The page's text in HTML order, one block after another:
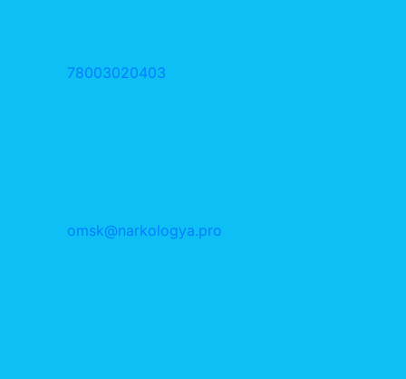
78003020403
omsk@narkologya.pro